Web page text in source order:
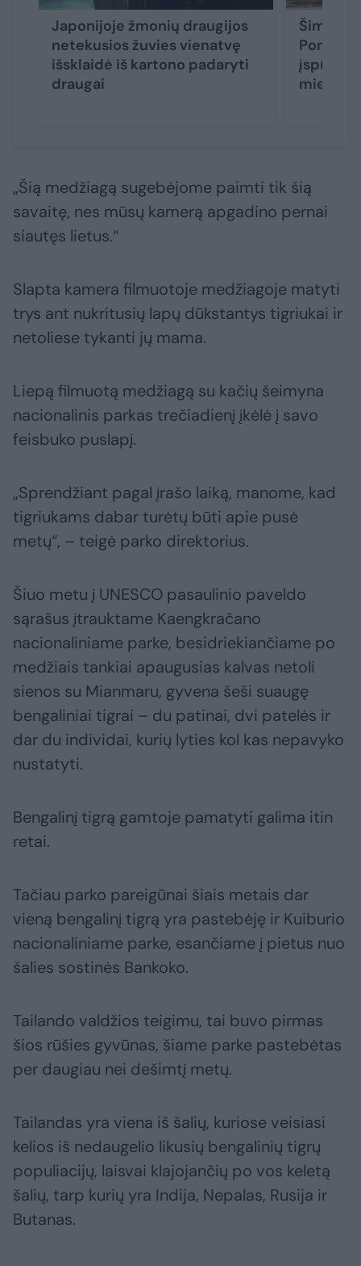
Japonijoje žmonių draugijos
netekusios žuvies vienatvę
išsklaidė iš kartono padaryti
draugai
miesto
„Šią medžiagą sugebėjome paimti tik šią
savaitę, nes mūsų kamerą apgadino pernai
siautęs lietus.“
Slapta kamera filmuotoje medžiagoje matyti
trys ant nukritusių lapų dūkstantys tigriukai ir
netoliese tykanti jų mama.
Liepą filmuotą medžiagą su kačių šeimyna
nacionalinis parkas trečiadienį įkėlė į savo
feisbuko puslapį.
„Sprendžiant pagal įrašo laiką, manome, kad
tigriukams dabar turėtų būti apie pusė
metų“, – teigė parko direktorius.
Šiuo metu į UNESCO pasaulinio paveldo
sąrašus įtrauktame Kaengkračano
nacionaliniame parke, besidriekiančiame po
medžiais tankiai apaugusias kalvas netoli
sienos su Mianmaru, gyvena šeši suaugę
bengaliniai tigrai – du patinai, dvi patelės ir
dar du individai, kurių lyties kol kas nepavyko
nustatyti.
Bengalinį tigrą gamtoje pamatyti galima itin
retai.
Tačiau parko pareigūnai šiais metais dar
vieną bengalinį tigrą yra pastebėję ir Kuiburio
nacionaliniame parke, esančiame į pietus nuo
šalies sostinės Bankoko.
Tailando valdžios teigimu, tai buvo pirmas
šios rūšies gyvūnas, šiame parke pastebėtas
per daugiau nei dešimtį metų.
Tailandas yra viena iš šalių, kuriose veisiasi
kelios iš nedaugelio likusių bengalinių tigrų
populiacijų, laisvai klajojančių po vos keletą
šalių, tarp kurių yra Indija, Nepalas, Rusija ir
Butanas.